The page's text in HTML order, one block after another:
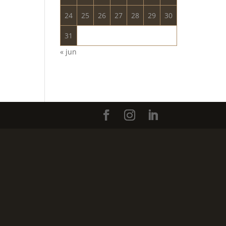
24 25 26 27 28 29 30
31
« jun